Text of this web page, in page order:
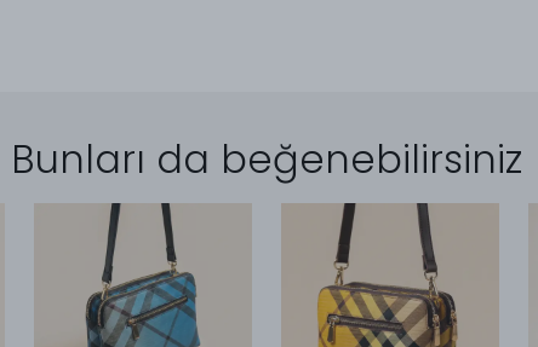
Bunları da beğenebilirsiniz